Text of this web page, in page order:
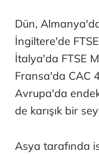
Dün,
İngiltere'de
İtalya'da FTSE
Fransa'da CAC
Avrupa'da
de karışık bir
Asya tarafında